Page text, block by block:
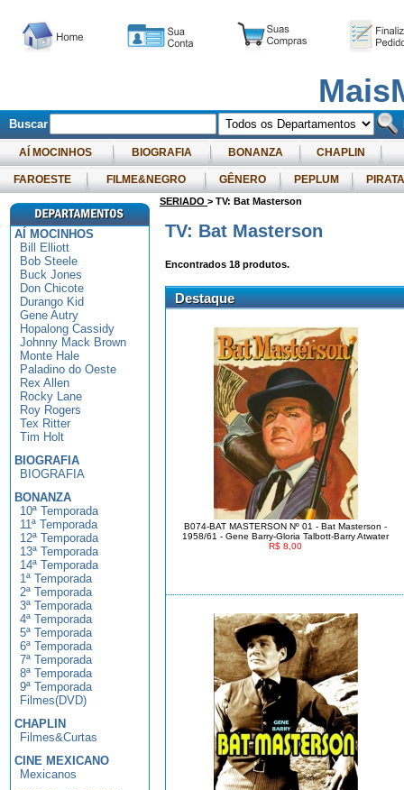
Buscar
AÍ MOCINHOS BIOGRAFIA BONANZA CHAPLIN
FAROESTE FILME&NEGRO GÊNERO PEPLUM
AÍ MOCINHOS
Bill Elliott
Bob Steele
Buck Jones
Don Chicote
Durango Kid
Gene Autry
Hopalong Cassidy
Johnny Mack Brown
Monte Hale
Paladino do Oeste
Rex Allen
Rocky Lane
Roy Rogers
Tex Ritter
Tim Holt
BIOGRAFIA
BIOGRAFIA
BONANZA
10ª Temporada
11ª Temporada
12ª Temporada
13ª Temporada
14ª Temporada
1ª Temporada
2ª Temporada
3ª Temporada
4ª Temporada
5ª Temporada
6ª Temporada
7ª Temporada
8ª Temporada
9ª Temporada
Filmes(DVD)
CHAPLIN
Filmes&Curtas
CINE MEXICANO
Mexicanos
SERIADO > TV: Bat Masterson
TV: Bat Masterson
Encontrados 18 produtos.
Destaque
B074-BAT MASTERSON Nº 01 - Bat Masterson -
1958/61 - Gene Barry-Gloria Talbott-Barry Atwater
R$ 8,00